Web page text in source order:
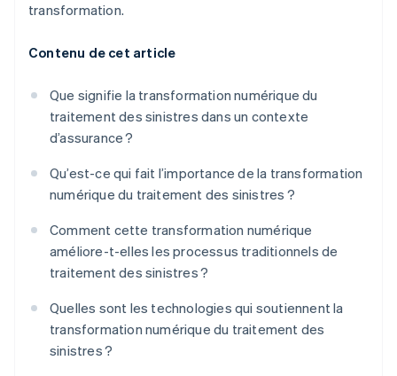
transformation.
Contenu de cet article
Que signifie la transformation numérique du
traitement des sinistres dans un contexte
d’assurance ?
Qu’est-ce qui fait l’importance de la transformation
numérique du traitement des sinistres ?
Comment cette transformation numérique
améliore-t-elles les processus traditionnels de
traitement des sinistres ?
Quelles sont les technologies qui soutiennent la
transformation numérique du traitement des
sinistres ?